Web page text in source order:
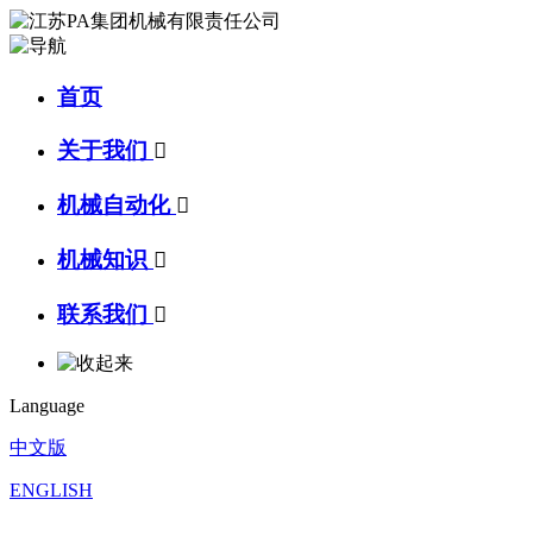
首页
关于我们 
机械自动化 
机械知识 
联系我们 
Language
中文版
ENGLISH